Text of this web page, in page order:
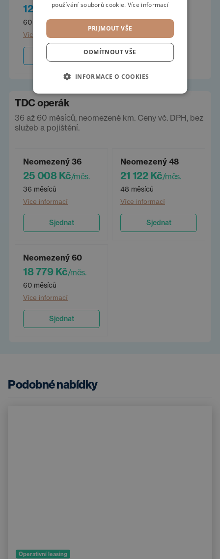
12 475 Kč/měs.
60 měsíců
Více informací
TDC operák
36 až 60 měsíců, neomezeně km. Ceny vč. DPH, bez
služeb a pojištění.
Neomezený 36
25 008 Kč/měs.
36 měsíců
Více informací
Sjednat
Neomezený 48
21 122 Kč/měs.
48 měsíců
Více informací
Sjednat
Neomezený 60
18 779 Kč/měs.
60 měsíců
Více informací
Sjednat
Podobné nabídky
Operativní leasing
používání souborů cookie. Více informací
PRIJMOUT VŠE
ODMÍTNOUT VŠE
INFORMACE O COOKIES